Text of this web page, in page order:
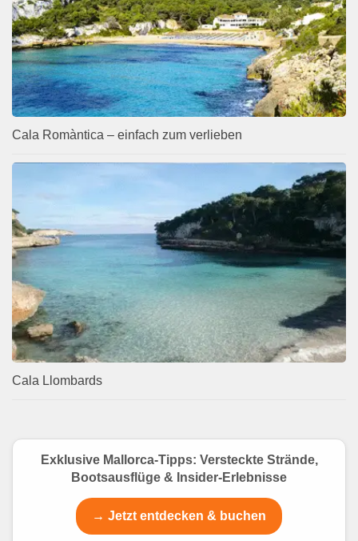
Cala Romàntica – einfach zum verlieben
Cala Llombards
Exklusive Mallorca-Tipps: Versteckte Strände,
Bootsausflüge & Insider-Erlebnisse
→ Jetzt entdecken & buchen